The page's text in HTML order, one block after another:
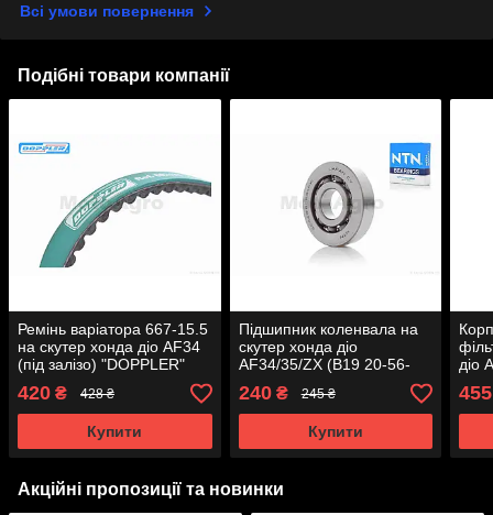
Всі умови повернення
Подібні товари компанії
Ремінь варіатора 667-15.5
на скутер хонда діо AF34
(під залізо) "DOPPLER"
420 ₴ 428 ₴
Купити
Підшипник коленвала на
скутер хонда діо
AF34/35/ZX (B19 20-56-
12) "NTN"
240₴ 245 ₴
Купити
діо
AT-
455
Акційні пропозиції та новинки